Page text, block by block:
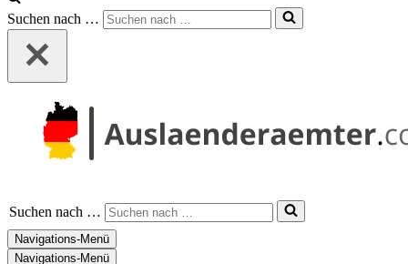
Suchen nach …
Suchen nach …
Navigations-Menü
Navigations-Menü